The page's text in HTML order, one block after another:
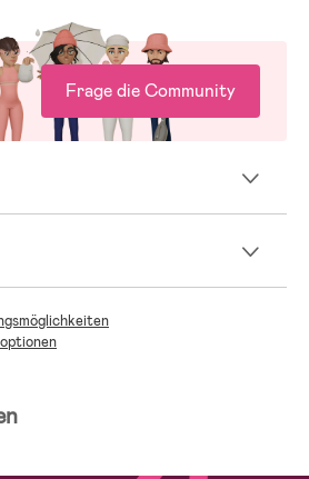
Frage die Community